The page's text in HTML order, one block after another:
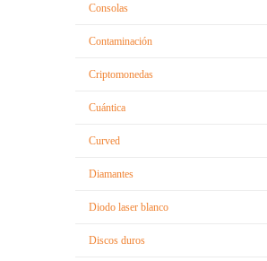
Consolas
Contaminación
Criptomonedas
Cuántica
Curved
Diamantes
Diodo laser blanco
Discos duros